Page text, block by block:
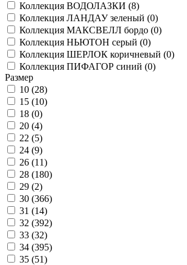
Коллекция ВОДОЛАЗКИ (8)
Коллекция ЛАНДАУ зеленый (0)
Коллекция МАКСВЕЛЛ бордо (0)
Коллекция НЬЮТОН серый (0)
Коллекция ШЕРЛОК коричневый (0)
Коллекция ПИФАГОР синий (0)
Размер
10 (28)
15 (10)
18 (0)
20 (4)
22 (5)
24 (9)
26 (11)
28 (180)
29 (2)
30 (366)
31 (14)
32 (392)
33 (32)
34 (395)
35 (51)